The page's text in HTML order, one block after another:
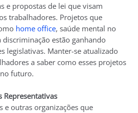
e propostas de lei que visam
trabalhadores. Projetos que
home office, saúde mental no
estão ganhando
legislativas. Manter-se atualizado
a saber como esses projetos
futuro.
Representativas
e outras organizações que